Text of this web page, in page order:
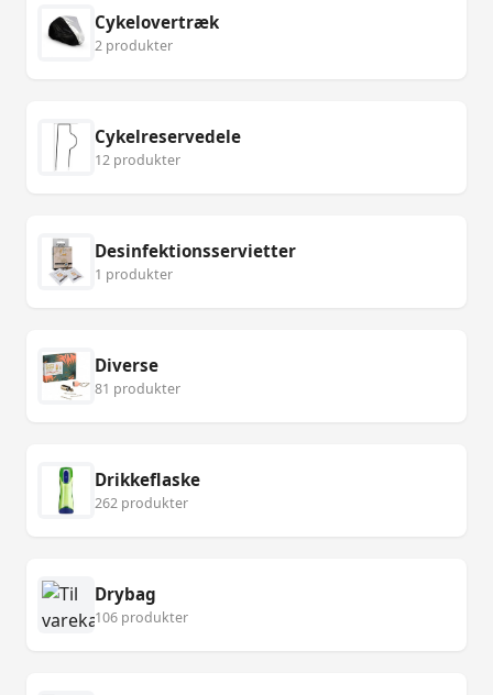
Cykelovertræk
2 produkter
Cykelreservedele
12 produkter
Desinfektionsservietter
1 produkter
Diverse
81 produkter
Drikkeflaske
262 produkter
Drybag
106 produkter